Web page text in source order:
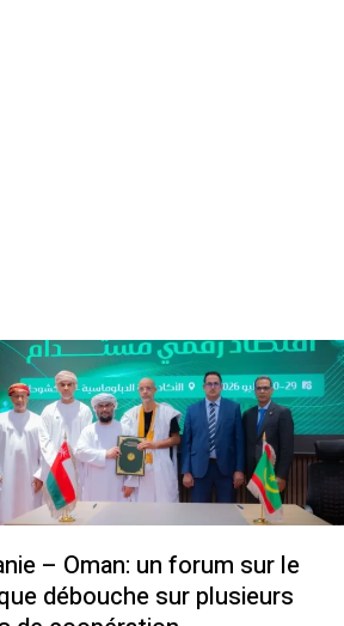
– Oman: un forum sur le
débouche sur plusieurs